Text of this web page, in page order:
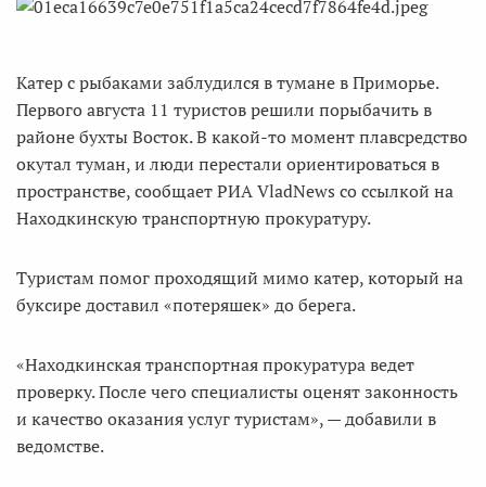
Катер с рыбаками заблудился в тумане в Приморье.
Первого августа 11 туристов решили порыбачить в
районе бухты Восток. В какой-то момент плавсредство
окутал туман, и люди перестали ориентироваться в
пространстве, сообщает РИА VladNews со ссылкой на
Находкинскую транспортную прокуратуру.
Туристам помог проходящий мимо катер, который на
буксире доставил «потеряшек» до берега.
«Находкинская транспортная прокуратура ведет
проверку. После чего специалисты оценят законность
и качество оказания услуг туристам», — добавили в
ведомстве.